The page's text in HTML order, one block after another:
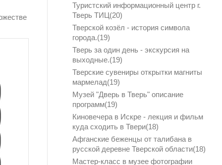
Туристский информационный центр г.
Тверь ТИЦ(20)
Тверской козёл - история символа
города.(19)
Тверь за один день - экскурсия на
выходные.(19)
Тверские сувениры открытки магниты
мармелад(19)
Музей "Дверь в Тверь" описание
программ(19)
Киновечера в Искре - лекция и фильм
куда сходить в Твери(18)
Афганские беженцы от талибана в
русской деревне Тверской области(18)
Мастер-класс в музее фотографии